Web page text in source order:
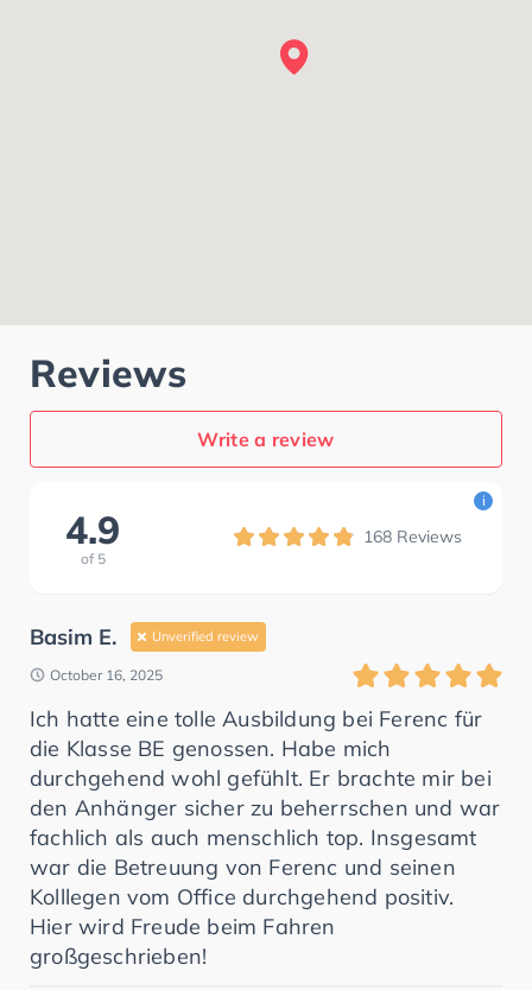
Reviews
Write a review
4.9
of 5
168 Reviews
i
Basim E. Unverified review
October 16, 2025
Ich hatte eine tolle Ausbildung bei Ferenc für
die Klasse BE genossen. Habe mich
durchgehend wohl gefühlt. Er brachte mir bei
den Anhänger sicher zu beherrschen und war
fachlich als auch menschlich top. Insgesamt
war die Betreuung von Ferenc und seinen
Kolllegen vom Office durchgehend positiv.
Hier wird Freude beim Fahren
großgeschrieben!